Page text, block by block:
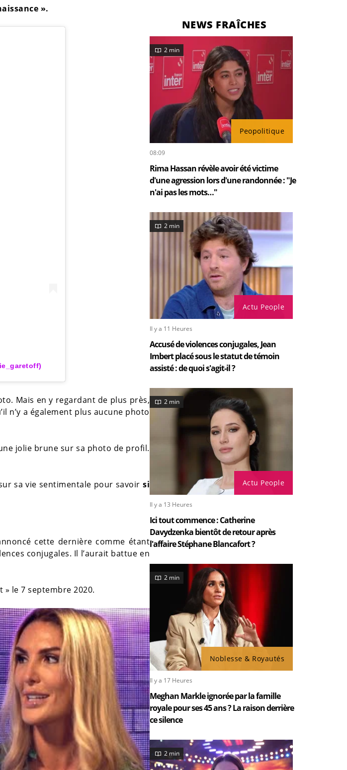
».
Mais en y regardant de plus près,
n’y a également plus aucune photo
jolie brune sur sa photo de profil.
sa vie sentimentale pour savoir si
cette dernière comme étant
conjugales. Il l’aurait battue en
» le 7 septembre 2020.
NEWS FRAÎCHES
Peopolitique
2 min
08:09
Rima Hassan révèle avoir été victime
d'une agression lors d'une randonnée : "Je
n'ai pas les mots…"
Actu People
2 min
Il y a 11 Heures
Accusé de violences conjugales, Jean
Imbert placé sous le statut de témoin
assisté : de quoi s'agit-il ?
Actu People
2 min
Il y a 13 Heures
Ici tout commence : Catherine
Davydzenka bientôt de retour après
l'affaire Stéphane Blancafort ?
Noblesse & Royautés
2 min
Il y a 17 Heures
Meghan Markle ignorée par la famille
royale pour ses 45 ans ? La raison derrière
ce silence
2 min